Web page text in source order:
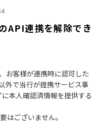
API連携を解除でき
お客様が連携時に認可した
外で当行が提携サービス事
本人確認済情報を提供する
はございません。